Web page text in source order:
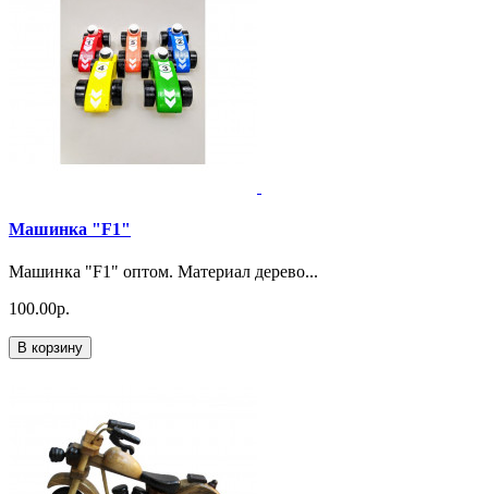
Машинка "F1"
Машинка "F1" оптом. Материал дерево...
100.00р.
В корзину